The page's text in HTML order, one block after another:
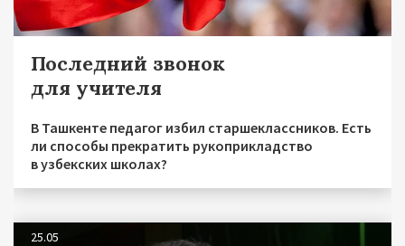
Последний звонок
для учителя
В Ташкенте педагог избил старшеклассников. Есть
ли способы прекратить рукоприкладство
в узбекских школах?
25.05